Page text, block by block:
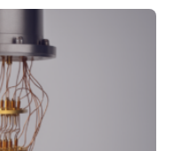
Dies ist der Alltag in
die dieses Jahr 100
UNESCO 2025 zum
und -
nun hat eine